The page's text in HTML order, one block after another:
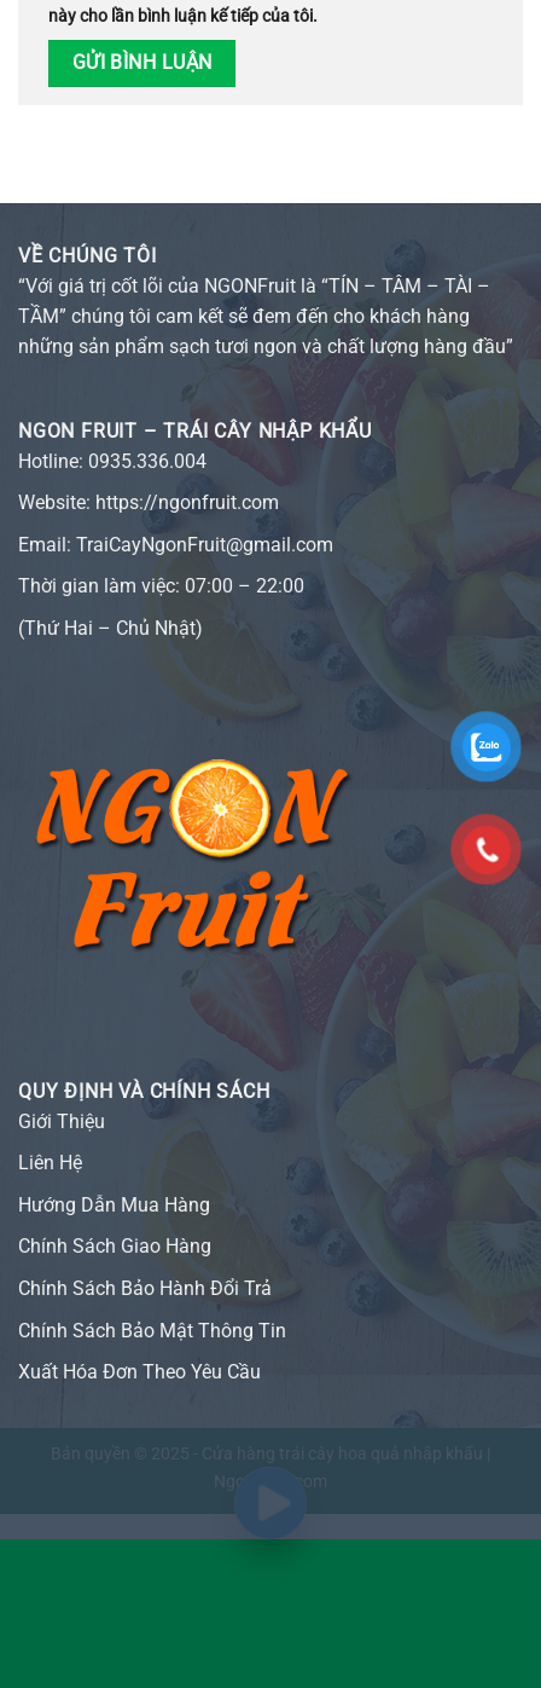
này cho lần bình luận kế tiếp của tôi.
VỀ CHÚNG TÔI
“Với giá trị cốt lõi của NGONFruit là “TÍN – TÂM – TÀI –
TẦM” chúng tôi cam kết sẽ đem đến cho khách hàng
những sản phẩm sạch tươi ngon và chất lượng hàng đầu”
NGON FRUIT – TRÁI CÂY NHẬP KHẨU
Hotline: 0935.336.004
Website: https://ngonfruit.com
Email: TraiCayNgonFruit@gmail.com
Thời gian làm việc: 07:00 – 22:00
(Thứ Hai – Chủ Nhật)
QUY ĐỊNH VÀ CHÍNH SÁCH
Giới Thiệu
Liên Hệ
Hướng Dẫn Mua Hàng
Chính Sách Giao Hàng
Chính Sách Bảo Hành Đổi Trả
Chính Sách Bảo Mật Thông Tin
Xuất Hóa Đơn Theo Yêu Cầu
Bản quyền © 2025 - Cửa hàng trái cây hoa quả nhập khẩu |
NgonFruit.com